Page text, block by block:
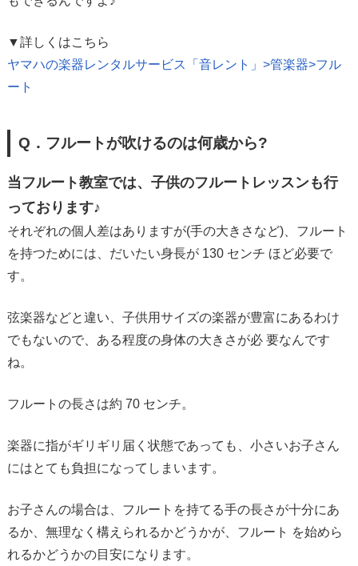
▼詳しくはこちら
ヤマハの楽器レンタルサービス「音レント」>管楽器>フル
ート
Q．フルートが吹けるのは何歳から?
当フルート教室では、子供のフルートレッスンも行
っております♪
それぞれの個人差はありますが(手の大きさなど)、フルート
を持つためには、だいたい身長が 130 センチ ほど必要で
す。
弦楽器などと違い、子供用サイズの楽器が豊富にあるわけ
でもないので、ある程度の身体の大きさが必 要なんです
ね。
フルートの長さは約 70 センチ。
楽器に指がギリギリ届く状態であっても、小さいお子さん
にはとても負担になってしまいます。
お子さんの場合は、フルートを持てる手の長さが十分にあ
るか、無理なく構えられるかどうかが、フルート を始めら
れるかどうかの目安になります。